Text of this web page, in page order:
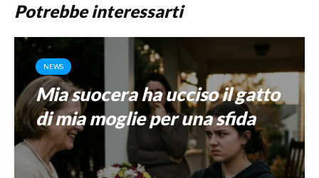
Potrebbe interessarti
NEWS
Mia suocera ha ucciso il gatto
di mia moglie per una sfida